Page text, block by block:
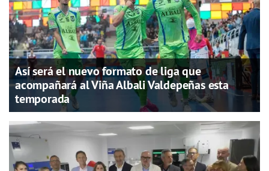
Así será el nuevo formato de liga que
acompañará al Viña Albali Valdepeñas esta
temporada